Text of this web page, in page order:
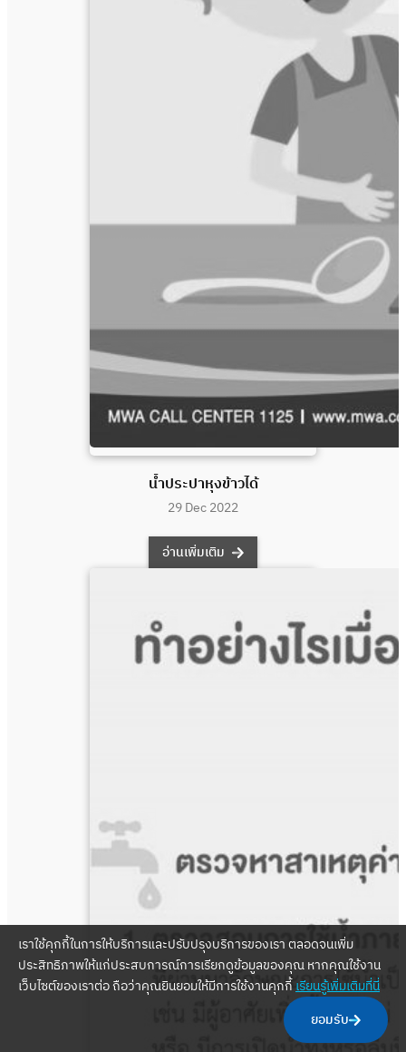
น้ำประปาหุงข้าวได้
29 Dec 2022
อ่านเพิ่มเติม
เราใช้คุกกี้ในการให้บริการและปรับปรุงบริการของเรา ตลอดจนเพิ่ม
ประสิทธิภาพให้แก่ประสบการณ์การเรียกดูข้อมูลของคุณ หากคุณใช้งาน
เว็บไซต์ของเราต่อ ถือว่าคุณยินยอมให้มีการใช้งานคุกกี้เรียนรู้เพิ่มเติมที่นี่
ยอมรับ